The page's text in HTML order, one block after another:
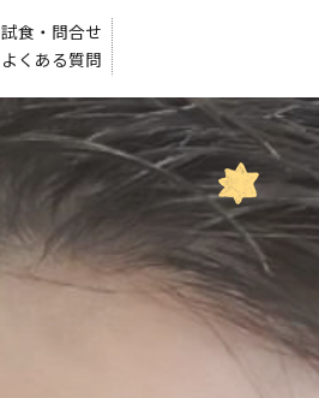
試食・問合せ
よくある質問